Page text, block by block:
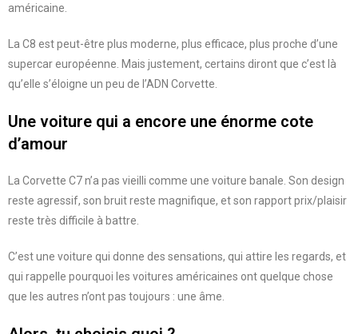
américaine.
La C8 est peut-être plus moderne, plus efficace, plus proche d’une
supercar européenne. Mais justement, certains diront que c’est là
qu’elle s’éloigne un peu de l’ADN Corvette.
Une voiture qui a encore une énorme cote
d’amour
La Corvette C7 n’a pas vieilli comme une voiture banale. Son design
reste agressif, son bruit reste magnifique, et son rapport prix/plaisir
reste très difficile à battre.
C’est une voiture qui donne des sensations, qui attire les regards, et
qui rappelle pourquoi les voitures américaines ont quelque chose
que les autres n’ont pas toujours : une âme.